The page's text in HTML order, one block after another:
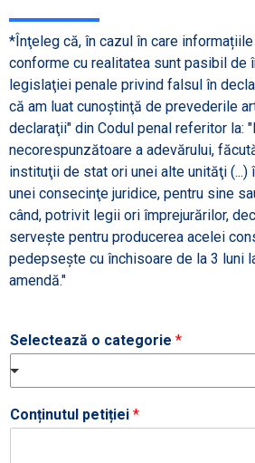
*Înţeleg că, în cazul în care
conforme cu realitatea sunt pasibil de
legislaţiei penale privind falsul în
că am luat cunoştinţă de prevederile
declaraţii" din Codul penal referitor la:
necorespunzătoare a adevărului,
instituţii de stat ori unei alte unităţi (...)
unei consecinţe juridice, pentru sine
când, potrivit legii ori împrejurărilor,
serveşte pentru producerea acelei
pedepseşte cu închisoare de la 3 luni
amendă."
Selectează o categorie *
Conținutul petiției *